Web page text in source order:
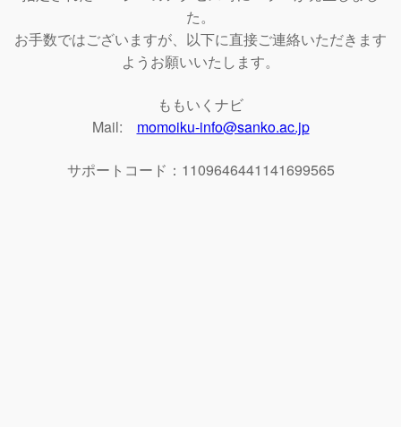
た。
お手数ではございますが、以下に直接ご連絡いただきます
ようお願いいたします。
ももいくナビ
Mail: momoiku-info@sanko.ac.jp
サポートコード：1109646441141699565